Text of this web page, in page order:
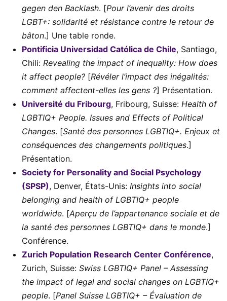
gegen den Backlash. [Pour l’avenir des droits
LGBT+: solidarité et résistance contre le retour de
bâton.] Une table ronde.
Pontificia Universidad Católica de Chile, Santiago,
Chili: Revealing the impact of inequality: How does
it affect people? [Révéler l’impact des inégalités:
comment affectent-elles les gens ?] Présentation.
Université du Fribourg, Fribourg, Suisse: Health of
LGBTIQ+ People. Issues and Effects of Political
Changes. [Santé des personnes LGBTIQ+. Enjeux et
conséquences des changements politiques.]
Présentation.
Society for Personality and Social Psychology
(SPSP), Denver, États-Unis: Insights into social
belonging and health of LGBTIQ+ people
worldwide. [Aperçu de l’appartenance sociale et de
la santé des personnes LGBTIQ+ dans le monde.]
Conférence.
Zurich Population Research Center Conférence,
Zurich, Suisse: Swiss LGBTIQ+ Panel – Assessing
the impact of legal and social changes on LGBTIQ+
people. [Panel Suisse LGBTIQ+ – Évaluation de